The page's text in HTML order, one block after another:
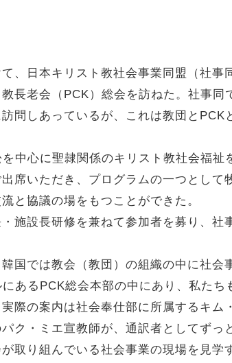
、日本キリスト教社会事業同盟（社事
長老会（PCK）総会を訪ねた。社事同
問しあっているが、これは教団と
中心に聖隷関係のキリスト教社会福祉
席いただき、プログラムの一つとして
と協議の場をもつことができた。
施設長研修を兼ねて参加者を募り、社
国では教会（教団）の組織の中に社会
あるPCK総会本部の中にあり、私た
際の案内は社会奉仕部に所属するキム
ク・ミエ宣教師が、通訳者としてずっ
取り組んでいる社会事業の現場を見学